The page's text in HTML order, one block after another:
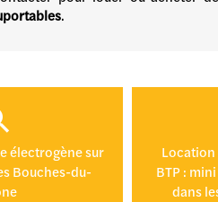
.
électrogène sur
Bouches-du-
Location
BTP :
dans